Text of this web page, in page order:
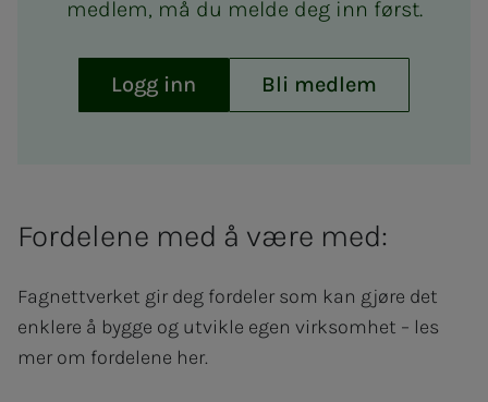
medlem, må du melde deg inn først.
Logg inn Bli medlem
Fordelene med å være med:
Fagnettverket gir deg fordeler som kan gjøre det
enklere å bygge og utvikle egen virksomhet – les
mer om fordelene her.